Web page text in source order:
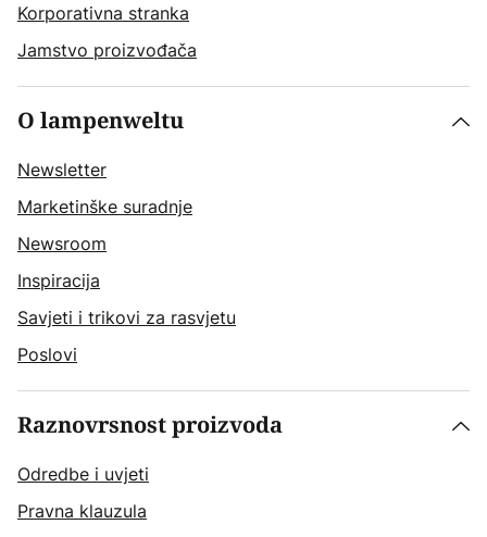
Korporativna stranka
Jamstvo proizvođača
O lampenweltu
Newsletter
Marketinške suradnje
Newsroom
Inspiracija
Savjeti i trikovi za rasvjetu
Poslovi
Raznovrsnost proizvoda
Odredbe i uvjeti
Pravna klauzula